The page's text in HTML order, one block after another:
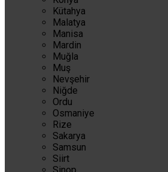
Kütahya
Malatya
Manisa
Mardin
Muğla
Muş
Nevşehir
Niğde
Ordu
Osmaniye
Rize
Sakarya
Samsun
Siirt